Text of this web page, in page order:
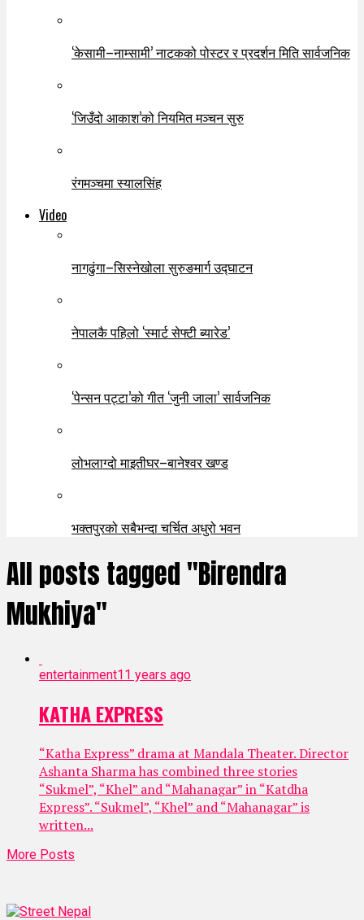
‘केसामी–नाम्सामी’ नाटकको पोस्टर र प्रदर्शन मिति सार्वजनिक
‘जिउँदो आकाश’को नियमित मञ्चन सुरु
रंगमञ्चमा स्यालसिंह
Video
नागढुंगा–सिस्नेखोला सुरुङमार्ग उद्घाटन
नेपालकै पहिलो ‘स्मार्ट सेफ्टी ब्यारेड’
‘पेन्सन पट्टा’को गीत ‘जुनी जाला’ सार्वजनिक
लोभलाग्दो माइतीघर–बानेश्वर खण्ड
भक्तपुरको सबैभन्दा चर्चित अधुरो भवन
All posts tagged "Birendra
Mukhiya"
entertainment11 years ago
KATHA EXPRESS
“Katha Express” drama at Mandala Theater. Director
Ashanta Sharma has combined three stories
“Sukmel”, “Khel” and “Mahanagar” in “Katdha
Express”. “Sukmel”, “Khel” and “Mahanagar” is
written...
More Posts